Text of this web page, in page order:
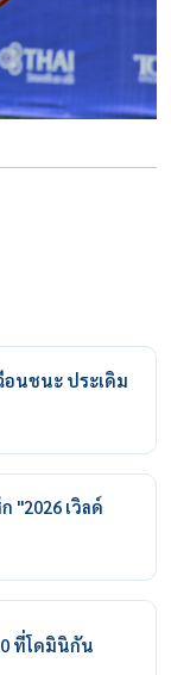
นชนะ ประเดิม
"2026 เวิลด์
ที่โดมินิกัน